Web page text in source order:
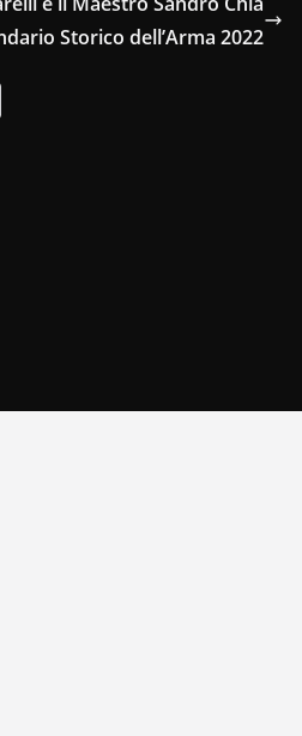
Storico dell’Arma 2022